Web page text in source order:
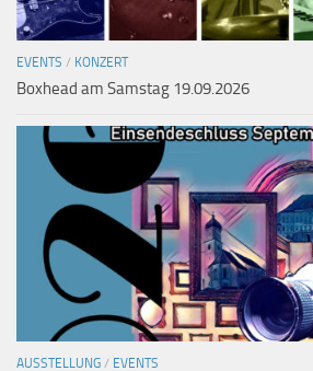
EVENTS / KONZERT
Boxhead am Samstag 19.09.2026
AUSSTELLUNG / EVENTS